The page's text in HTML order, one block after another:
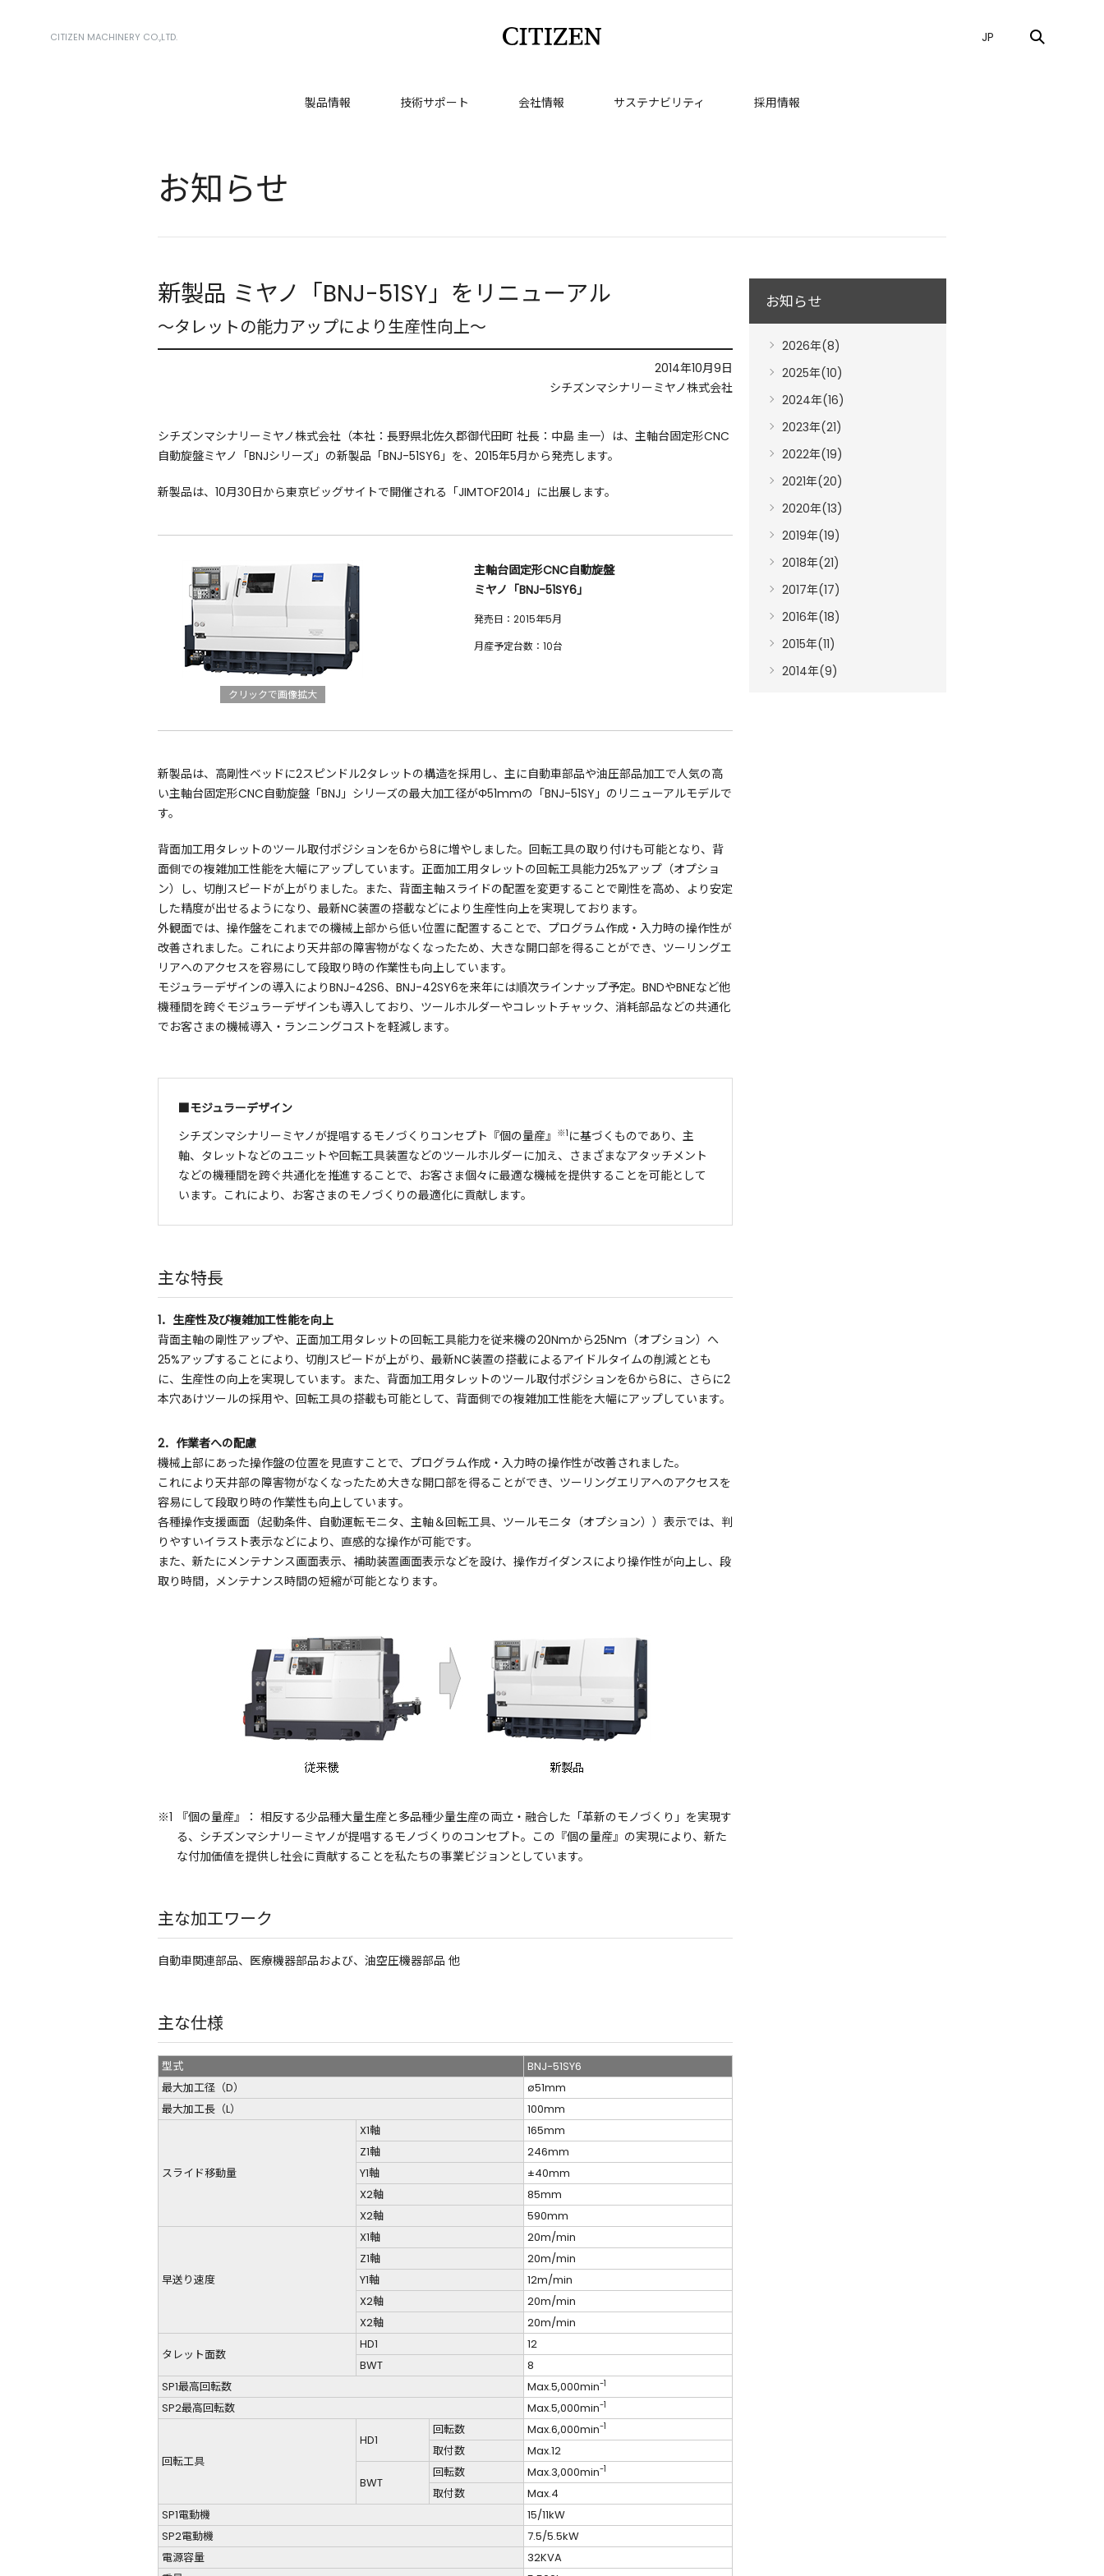
CITIZEN MACHINERY CO.,LTD. JP
製品情報 技術サポート 会社情報 サステナビリティ 採用情報
お知らせ
新製品 ミヤノ「BNJ-51SY」をリニューアル
～タレットの能力アップにより生産性向上～
2014年10月9日
シチズンマシナリーミヤノ株式会社
シチズンマシナリーミヤノ株式会社（本社：長野県北佐久郡御代田町 社長：中島 圭一）は、主軸台固定形CNC
自動旋盤ミヤノ「BNJシリーズ」の新製品「BNJ-51SY6」を、2015年5月から発売します。
新製品は、10月30日から東京ビッグサイトで開催される「JIMTOF2014」に出展します。
クリックで画像拡大
主軸台固定形CNC自動旋盤
ミヤノ「BNJ-51SY6」
発売日：2015年5月
月産予定台数：10台
新製品は、高剛性ベッドに2スピンドル2タレットの構造を採用し、主に自動車部品や油圧部品加工で人気の高
い主軸台固定形CNC自動旋盤「BNJ」シリーズの最大加工径がΦ51mmの「BNJ-51SY」のリニューアルモデルで
す。
背面加工用タレットのツール取付ポジションを6から8に増やしました。回転工具の取り付けも可能となり、背
面側での複雑加工性能を大幅にアップしています。正面加工用タレットの回転工具能力25%アップ（オプショ
ン）し、切削スピードが上がりました。また、背面主軸スライドの配置を変更することで剛性を高め、より安定
した精度が出せるようになり、最新NC装置の搭載などにより生産性向上を実現しております。
外観面では、操作盤をこれまでの機械上部から低い位置に配置することで、プログラム作成・入力時の操作性が
改善されました。これにより天井部の障害物がなくなったため、大きな開口部を得ることができ、ツーリングエ
リアへのアクセスを容易にして段取り時の作業性も向上しています。
モジュラーデザインの導入によりBNJ-42S6、BNJ-42SY6を来年には順次ラインナップ予定。BNDやBNEなど他
機種間を跨ぐモジュラーデザインも導入しており、ツールホルダーやコレットチャック、消耗部品などの共通化
でお客さまの機械導入・ランニングコストを軽減します。
■モジュラーデザイン
シチズンマシナリーミヤノが提唱するモノづくりコンセプト『個の量産』 ※1 に基づくものであり、主
軸、タレットなどのユニットや回転工具装置などのツールホルダーに加え、さまざまなアタッチメント
などの機種間を跨ぐ共通化を推進することで、お客さま個々に最適な機械を提供することを可能として
います。これにより、お客さまのモノづくりの最適化に貢献します。
主な特長
1．生産性及び複雑加工性能を向上
背面主軸の剛性アップや、正面加工用タレットの回転工具能力を従来機の20Nmから25Nm（オプション）へ
25%アップすることにより、切削スピードが上がり、最新NC装置の搭載によるアイドルタイムの削減ととも
に、生産性の向上を実現しています。また、背面加工用タレットのツール取付ポジションを6から8に、さらに2
本穴あけツールの採用や、回転工具の搭載も可能として、背面側での複雑加工性能を大幅にアップしています。
2．作業者への配慮
機械上部にあった操作盤の位置を見直すことで、プログラム作成・入力時の操作性が改善されました。
これにより天井部の障害物がなくなったため大きな開口部を得ることができ、ツーリングエリアへのアクセスを
容易にして段取り時の作業性も向上しています。
各種操作支援画面（起動条件、自動運転モニタ、主軸＆回転工具、ツールモニタ（オプション））表示では、判
りやすいイラスト表示などにより、直感的な操作が可能です。
また、新たにメンテナンス画面表示、補助装置画面表示などを設け、操作ガイダンスにより操作性が向上し、段
取り時間，メンテナンス時間の短縮が可能となります。
※1 『個の量産』： 相反する少品種大量生産と多品種少量生産の両立・融合した「革新のモノづくり」を実現す
る、シチズンマシナリーミヤノが提唱するモノづくりのコンセプト。この『個の量産』の実現により、新た
な付加価値を提供し社会に貢献することを私たちの事業ビジョンとしています。
主な加工ワーク
自動車関連部品、医療機器部品および、油空圧機器部品 他
主な仕様
型式
BNJ-51SY6
最大加工径（D）
ø51mm
最大加工長（L）
100mm
スライド移動量
X1軸
165mm
Z1軸
246mm
Y1軸
±40mm
X2軸
85mm
X2軸
590mm
早送り速度
X1軸
20m/min
Z1軸
20m/min
Y1軸
12m/min
X2軸
20m/min
X2軸
20m/min
タレット面数
HD1
12
BWT
8
SP1最高回転数
Max.5,000min-1
SP2最高回転数 Max.5,000min-1
回転工具
HD1
回転数 Max.6,000min-1
取付数 Max.12
BWT
回転数 Max.3,000min-1
取付数
Max.4
SP1電動機
15/11kW
SP2電動機
7.5/5.5kW
電源容量
32KVA
お知らせ
2026年(8)
2025年(10)
2024年(16)
2023年(21)
2022年(19)
2021年(20)
2020年(13)
2019年(19)
2018年(21)
2017年(17)
2016年(18)
2015年(11)
2014年(9)